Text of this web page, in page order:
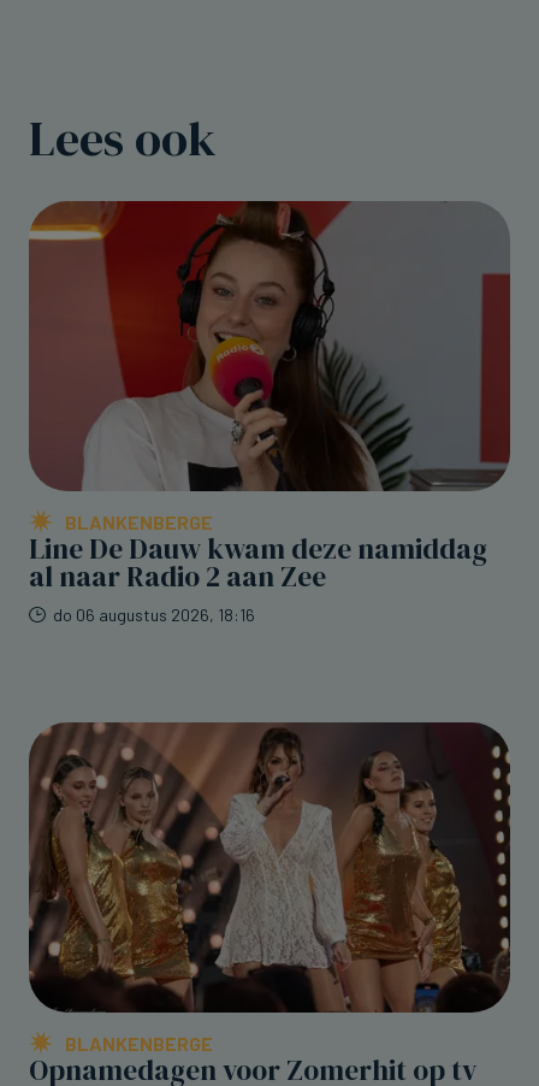
Lees ook
BLANKENBERGE
Line De Dauw kwam deze namiddag
al naar Radio 2 aan Zee
do 06 augustus 2026, 18:16
BLANKENBERGE
Opnamedagen voor Zomerhit op tv